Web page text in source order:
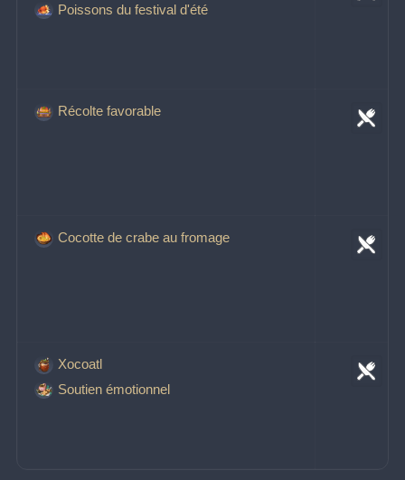
Poissons du festival d'été
Récolte favorable
Cocotte de crabe au fromage
Xocoatl
Soutien émotionnel